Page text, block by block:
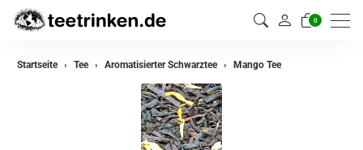
0
zurück
Startseite Tee Aromatisierter Schwarztee Mango Tee